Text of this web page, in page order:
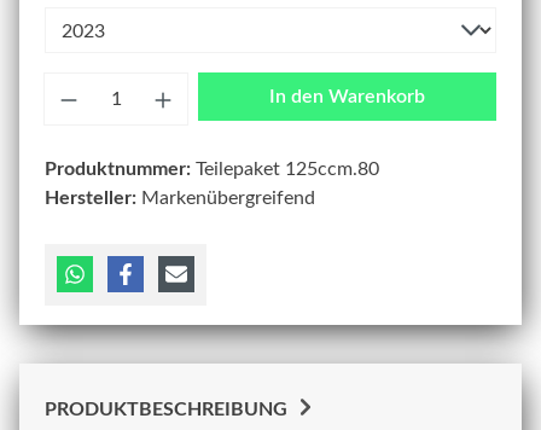
In den Warenkorb
Produktnummer: Teilepaket 125ccm.80
Hersteller: Markenübergreifend
PRODUKTBESCHREIBUNG